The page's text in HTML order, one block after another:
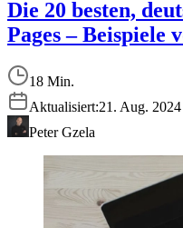
Die 20 besten,
Pages – Beispiele
18 Min.
Aktualisiert:21. Aug. 2024
Peter Gzela